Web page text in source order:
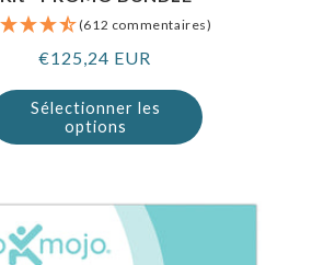
(612 commentaires)
Prix
€125,24 EUR
Sélectionner les
options